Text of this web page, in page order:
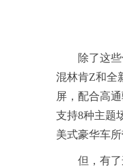
除了这
混林肯Z和全
屏，配合高
支持8种主题
美式豪华车
但，有